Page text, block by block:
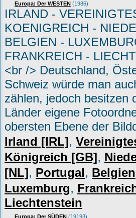
Europa: Der WESTEN (1986)
IRLAND -
KOENIGREICH -
BELGIEN -
FRANKREICH -
<br /> Deutschland,
Schweiz würde man
zählen, jedoch besitzen
Länder eigene
obersten Ebene der
Irland [IRL],
Königreich [GB],
[NL], Portugal, Belgien
Luxemburg,
Liechtenstein
Europa: Der SÜDEN (19193)